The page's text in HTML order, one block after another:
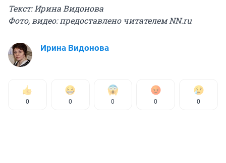
Текст: Ирина Видонова
Фото, видео: предоставлено читателем NN.ru
Ирина Видонова
0 0 0 0 0